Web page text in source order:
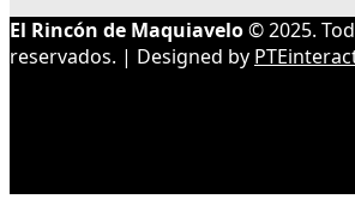
El Rincón de Maquiavelo© 2025.
reservados. | Designed by